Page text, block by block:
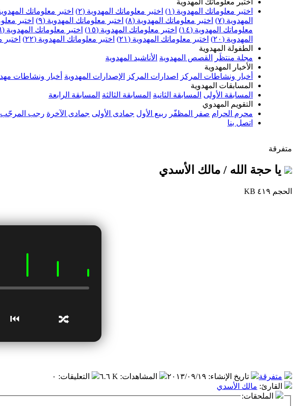
اختبر معلوماتك المهدوية
اختبر معلوماتك المهدوية (١)
اختبر معلوماتك المهدوية (٢) اختبر معلوماتك
المهدوية (٧)
اختبر معلوماتك المهدوية (٨) اختبر معلوماتك المهدوية (٩) اختبر
معلوماتك المهدوية (١٤)
اختبر معلوماتك المهدوية (١٥) اختبر معلوماتك المهدوية (١٦)
المهدوية (٢٠)
اختبر معلوماتك المهدوية (٢١) اختبر معلوماتك المهدوية (٢٢) اختبر
الطفولة المهدوية
مجلة منتظَر
القصص المهدوية الأناشيد المهدوية
الأخبار المهدوية
أخبار ونشاطات المركز
اصدارات المركز الإصدارات المهدوية أخبار ونشاطات
المسابقات المهدوية
المسابقة الأولى المسابقة الثانية المسابقة الثالثة المسابقة الرابعة
التقويم المهدوي
محرم الحرام صفر المظفّر ربيع الأول جمادى الأولى جمادى الآخرة رجب المرجّب
اتصل بنا
متفرقة
يا حجة الله / مالك الأسدي
الحجم ٤١٩ KB
🔀
⏮
متفرقة تاريخ الإنشاء: ٢٠١٣/٠٩/١٩ المشاهدات: ٦.٦ K التعليقات: ٠
القارئ: مالك الأسدي
الملحقات: